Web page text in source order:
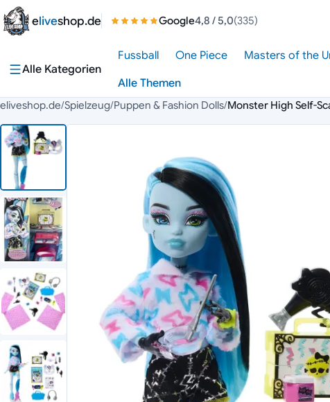
Zum Inhalt springen
eliveshop.de Google4,8 / 5,0(335)
Alle Kategorien
Fussball One Piece Masters of the
Alle Themen
eliveshop.de/Spielzeug/Puppen & Fashion Dolls/Monster High Self-